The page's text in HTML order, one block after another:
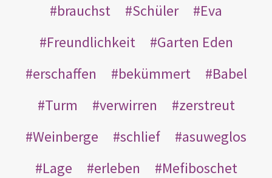
brauchst
Schüler
Eva
Freundlichkeit
Garten Eden
erschaffen
bekümmert
Babel
Turm
verwirren
zerstreut
Weinberge
schlief
asuweglos
Lage
erleben
Mefiboschet